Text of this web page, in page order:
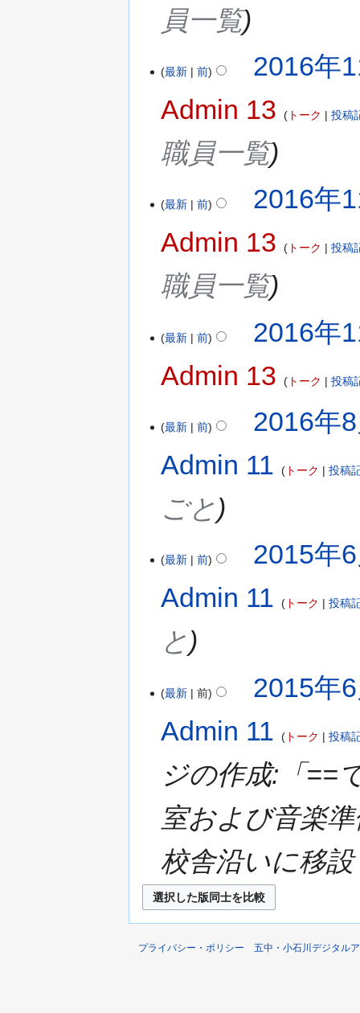
員一覧
最新 前
2016年
Admin 13
トーク 投稿
職員一覧
最新 前
2016年
Admin 13
トーク 投稿
職員一覧
最新 前
2016年
Admin 13
トーク 投稿
最新 前
2016年
Admin 11
トーク 投稿
ごと
最新 前
2015年
Admin 11
トーク 投稿
と
最新 前
2015年
Admin 11
トーク 投稿
ジの作成:「==
室および音楽
校舎沿いに移
プライバシー・ポリシー 五中・小石川デジタル